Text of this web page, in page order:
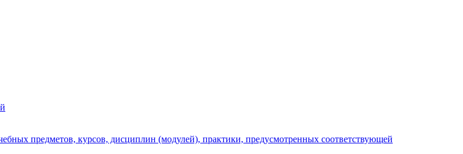
предметов, курсов, дисциплин (модулей), практики, предусмотренных соответствующей